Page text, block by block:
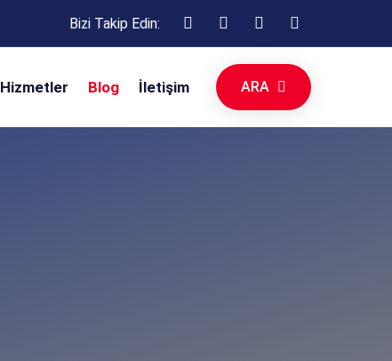
Bizi Takip Edin:
Hizmetler Blog İletişim ARA